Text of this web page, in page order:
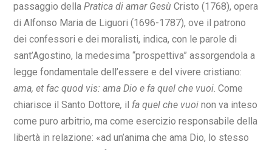
passaggio della Pratica di amar Gesù Cristo (1768), opera
di Alfonso Maria de Liguori (1696-1787), ove il patrono
dei confessori e dei moralisti, indica, con le parole di
sant’Agostino, la medesima “prospettiva” assorgendola a
legge fondamentale dell’essere e del vivere cristiano:
ama, et fac quod vis: ama Dio e fa quel che vuoi. Come
chiarisce il Santo Dottore, il fa quel che vuoi non va inteso
come puro arbitrio, ma come esercizio responsabile della
libertà in relazione: «ad un’anima che ama Dio, lo stesso